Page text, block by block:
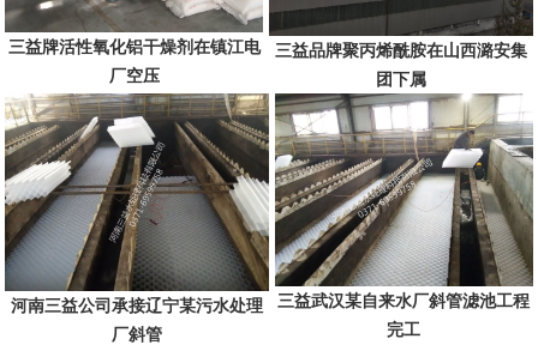
三益牌活性氧化铝干燥剂在镇江电
厂空压
三益品牌聚丙烯酰胺在山西潞安集
团下属
河南三益公司承接辽宁某污水处理
厂斜管
三益武汉某自来水厂斜管滤池工程
完工